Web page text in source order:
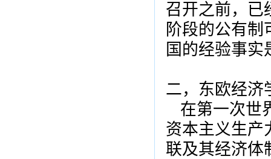
召开之前，已
阶段的公有
国的经验事实
二，东欧经济
在第一次世
资本主义生产
联及其经济体